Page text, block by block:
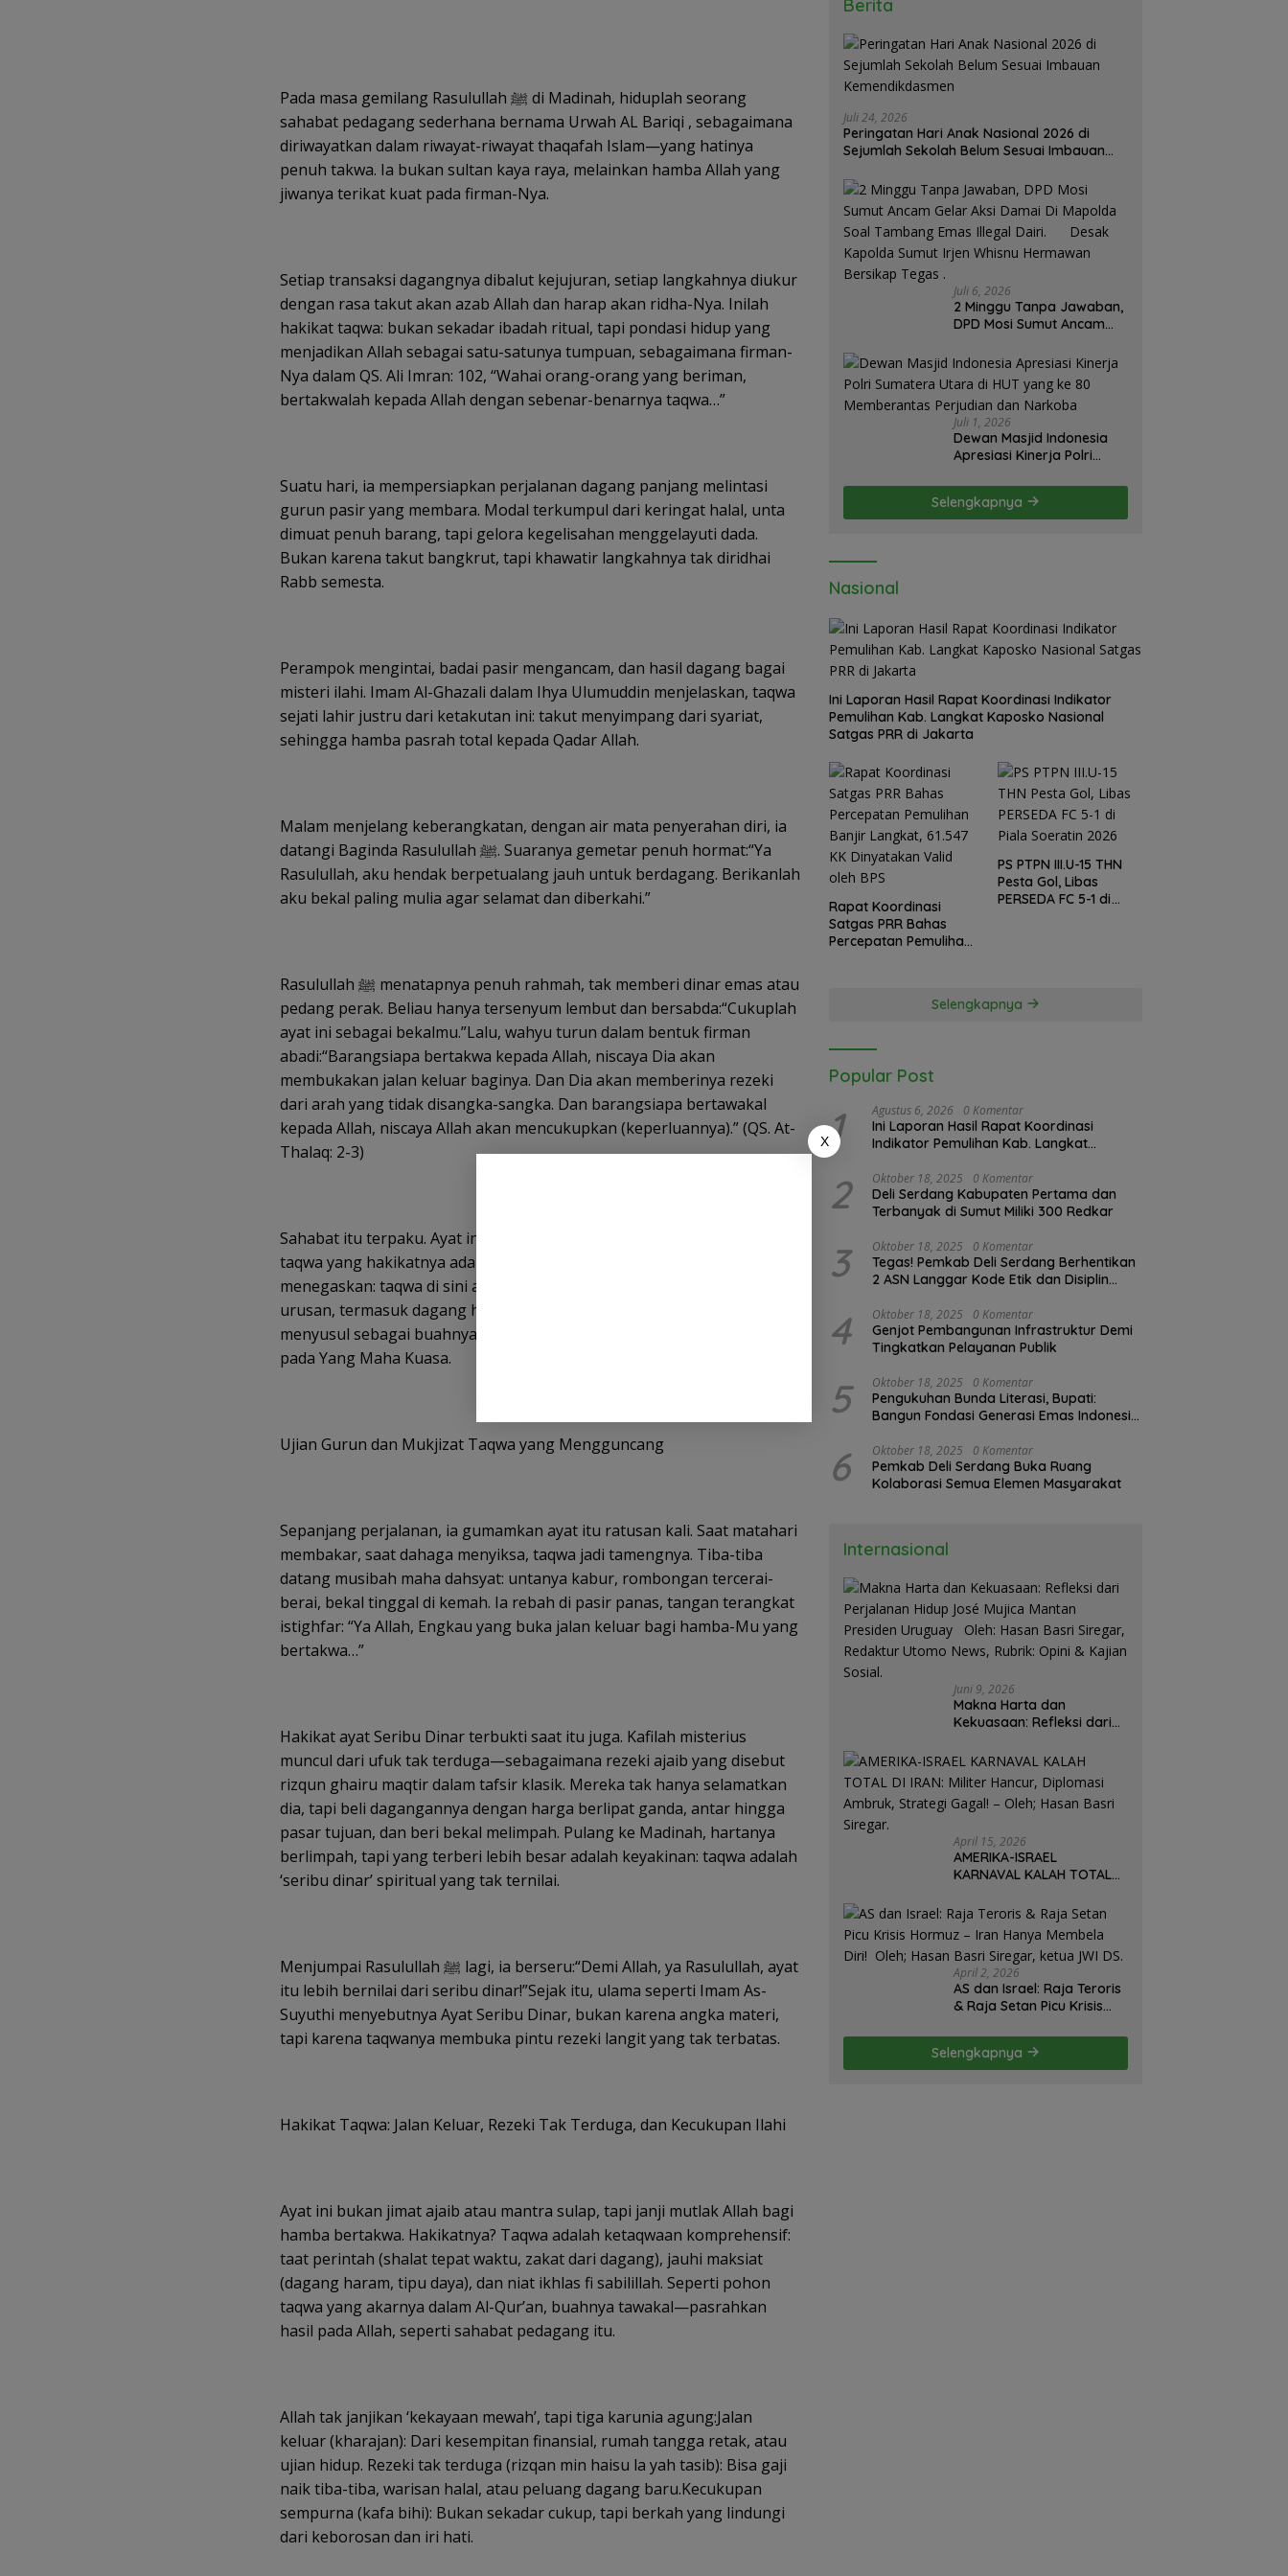
Pada masa gemilang Rasulullah ﷺ di Madinah, hiduplah seorang
sahabat pedagang sederhana bernama Urwah AL Bariqi , sebagaimana
diriwayatkan dalam riwayat-riwayat thaqafah Islam—yang hatinya
penuh takwa. Ia bukan sultan kaya raya, melainkan hamba Allah yang
jiwanya terikat kuat pada firman-Nya.
Setiap transaksi dagangnya dibalut kejujuran, setiap langkahnya diukur
dengan rasa takut akan azab Allah dan harap akan ridha-Nya. Inilah
hakikat taqwa: bukan sekadar ibadah ritual, tapi pondasi hidup yang
menjadikan Allah sebagai satu-satunya tumpuan, sebagaimana firman-
Nya dalam QS. Ali Imran: 102, “Wahai orang-orang yang beriman,
bertakwalah kepada Allah dengan sebenar-benarnya taqwa…”
Suatu hari, ia mempersiapkan perjalanan dagang panjang melintasi
gurun pasir yang membara. Modal terkumpul dari keringat halal, unta
dimuat penuh barang, tapi gelora kegelisahan menggelayuti dada.
Bukan karena takut bangkrut, tapi khawatir langkahnya tak diridhai
Rabb semesta.
Perampok mengintai, badai pasir mengancam, dan hasil dagang bagai
misteri ilahi. Imam Al-Ghazali dalam Ihya Ulumuddin menjelaskan, taqwa
sejati lahir justru dari ketakutan ini: takut menyimpang dari syariat,
sehingga hamba pasrah total kepada Qadar Allah.
Malam menjelang keberangkatan, dengan air mata penyerahan diri, ia
datangi Baginda Rasulullah ﷺ. Suaranya gemetar penuh hormat:“Ya
Rasulullah, aku hendak berpetualang jauh untuk berdagang. Berikanlah
aku bekal paling mulia agar selamat dan diberkahi.”
Rasulullah ﷺ menatapnya penuh rahmah, tak memberi dinar emas atau
pedang perak. Beliau hanya tersenyum lembut dan bersabda:“Cukuplah
ayat ini sebagai bekalmu.”Lalu, wahyu turun dalam bentuk firman
abadi:“Barangsiapa bertakwa kepada Allah, niscaya Dia akan
membukakan jalan keluar baginya. Dan Dia akan memberinya rezeki
dari arah yang tidak disangka-sangka. Dan barangsiapa bertawakal
kepada Allah, niscaya Allah akan mencukupkan (keperluannya).” (QS. At-
Thalaq: 2-3)
Sahabat itu terpaku. Ayat ini bukan janji harta karun instan, tapi wahyu
taqwa yang hakikatnya adalah penyerahan jiwa. Tafsir Ibnu Katsir
menegaskan: taqwa di sini adalah menjauhi larangan Allah dalam segala
urusan, termasuk dagang halal tanpa riba atau gharar. Tawakal
menyusul sebagai buahnya—melepaskan kendali duniawi, serahkan
pada Yang Maha Kuasa.
Ujian Gurun dan Mukjizat Taqwa yang Mengguncang
Sepanjang perjalanan, ia gumamkan ayat itu ratusan kali. Saat matahari
membakar, saat dahaga menyiksa, taqwa jadi tamengnya. Tiba-tiba
datang musibah maha dahsyat: untanya kabur, rombongan tercerai-
berai, bekal tinggal di kemah. Ia rebah di pasir panas, tangan terangkat
istighfar: “Ya Allah, Engkau yang buka jalan keluar bagi hamba-Mu yang
bertakwa…”
Hakikat ayat Seribu Dinar terbukti saat itu juga. Kafilah misterius
muncul dari ufuk tak terduga—sebagaimana rezeki ajaib yang disebut
rizqun ghairu maqtir dalam tafsir klasik. Mereka tak hanya selamatkan
dia, tapi beli dagangannya dengan harga berlipat ganda, antar hingga
pasar tujuan, dan beri bekal melimpah. Pulang ke Madinah, hartanya
berlimpah, tapi yang terberi lebih besar adalah keyakinan: taqwa adalah
‘seribu dinar’ spiritual yang tak ternilai.
Menjumpai Rasulullah ﷺ lagi, ia berseru:“Demi Allah, ya Rasulullah, ayat
itu lebih bernilai dari seribu dinar!”Sejak itu, ulama seperti Imam As-
Suyuthi menyebutnya Ayat Seribu Dinar, bukan karena angka materi,
tapi karena taqwanya membuka pintu rezeki langit yang tak terbatas.
Hakikat Taqwa: Jalan Keluar, Rezeki Tak Terduga, dan Kecukupan Ilahi
Ayat ini bukan jimat ajaib atau mantra sulap, tapi janji mutlak Allah bagi
hamba bertakwa. Hakikatnya? Taqwa adalah ketaqwaan komprehensif:
taat perintah (shalat tepat waktu, zakat dari dagang), jauhi maksiat
(dagang haram, tipu daya), dan niat ikhlas fi sabilillah. Seperti pohon
taqwa yang akarnya dalam Al-Qur’an, buahnya tawakal—pasrahkan
hasil pada Allah, seperti sahabat pedagang itu.
Allah tak janjikan ‘kekayaan mewah’, tapi tiga karunia agung:Jalan
keluar (kharajan): Dari kesempitan finansial, rumah tangga retak, atau
ujian hidup. Rezeki tak terduga (rizqan min haisu la yah tasib): Bisa gaji
naik tiba-tiba, warisan halal, atau peluang dagang baru.Kecukupan
sempurna (kafa bihi): Bukan sekadar cukup, tapi berkah yang lindungi
dari keborosan dan iri hati.
Berita
Juli 24, 2026
Peringatan Hari Anak Nasional 2026 di
Sejumlah Sekolah Belum Sesuai Imbauan
Juli 6, 2026
2 Minggu Tanpa Jawaban,
DPD Mosi Sumut Ancam
Mapolda Soal Tambang
Emas Illegal Dairi.
Desak Kapolda Sumut
Irjen Whisnu Hermawan
Bersikap Tegas .
Juli 1, 2026
Dewan Masjid Indonesia
Apresiasi Kinerja Polri
yang ke 80 Memberantas
Perjudian dan Narkoba
Selengkapnya
Nasional
Ini Laporan Hasil Rapat Koordinasi Indikator
Pemulihan Kab. Langkat Kaposko Nasional
Satgas PRR di Jakarta
Rapat Koordinasi
Satgas PRR Bahas
Percepatan Pemulihan
PS PTPN III.U-15 THN
Pesta Gol, Libas
PERSEDA FC 5-1 di
Selengkapnya
Popular Post
1 Agustus 6, 2026 0 Komentar
Ini Laporan Hasil Rapat Koordinasi
Indikator Pemulihan Kab. Langkat
2 Oktober 18, 2025 0 Komentar
Deli Serdang Kabupaten Pertama dan
Terbanyak di Sumut Miliki 300 Redkar
3 Oktober 18, 2025 0 Komentar
Tegas! Pemkab Deli Serdang Berhentikan
2 ASN Langgar Kode Etik dan Disiplin
4 Oktober 18, 2025 0 Komentar
Genjot Pembangunan Infrastruktur Demi
Tingkatkan Pelayanan Publik
5 Oktober 18, 2025 0 Komentar
Pengukuhan Bunda Literasi, Bupati:
Bangun Fondasi Generasi Emas Indonesia
6 Oktober 18, 2025 0 Komentar
Pemkab Deli Serdang Buka Ruang
Kolaborasi Semua Elemen Masyarakat
Internasional
Juni 9, 2026
Makna Harta dan
Kekuasaan: Refleksi dari
Mujica Mantan Presiden
Uruguay Oleh: Hasan
Basri Siregar, Redaktur
Utomo News, Rubrik: Opini
April 15, 2026
AMERIKA-ISRAEL
KARNAVAL KALAH TOTAL
Diplomasi Ambruk,
Strategi Gagal! – Oleh;
Hasan Basri Siregar.
April 2, 2026
AS dan Israel: Raja Teroris
& Raja Setan Picu Krisis
Membela Diri! Oleh; Hasan
Basri Siregar, ketua JWI
DS.
Selengkapnya
X